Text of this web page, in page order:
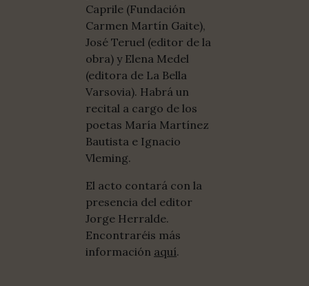
Caprile (Fundación
Carmen Martín Gaite),
José Teruel (editor de la
obra) y Elena Medel
(editora de La Bella
Varsovia). Habrá un
recital a cargo de los
poetas María Martínez
Bautista e Ignacio
Vleming.
El acto contará con la
presencia del editor
Jorge Herralde.
Encontraréis más
información aquí.